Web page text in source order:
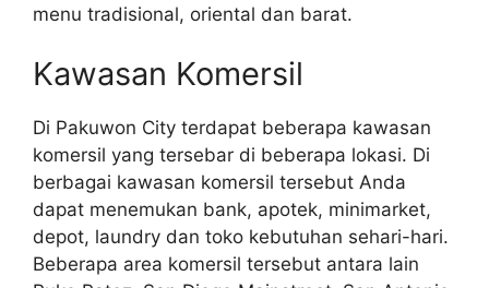
menu tradisional, oriental dan barat.
Kawasan Komersil
Di Pakuwon City terdapat beberapa kawasan
komersil yang tersebar di beberapa lokasi. Di
berbagai kawasan komersil tersebut Anda
dapat menemukan bank, apotek, minimarket,
depot, laundry dan toko kebutuhan sehari-hari.
Beberapa area komersil tersebut antara lain